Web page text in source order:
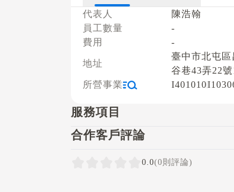
代表人
陳浩翰
員工數量
-
費用
-
地址
臺中市北屯區
谷巷43弄22
所營事業 I401010
服務項目
合作客戶評論
0.0(0則評論)